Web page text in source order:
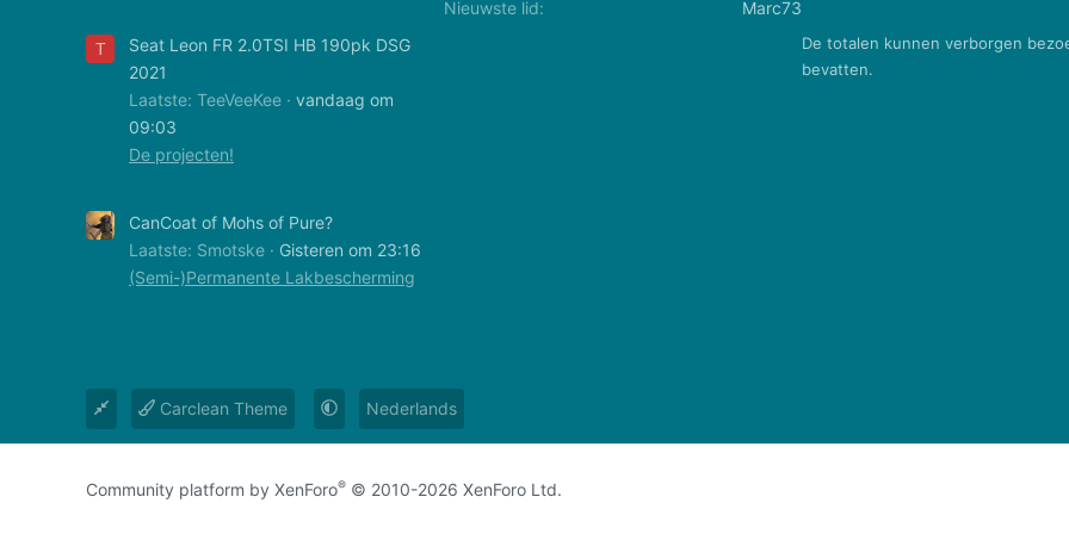
T
Seat Leon FR 2.0TSI HB 190pk DSG
2021
Laatste: TeeVeeKee
vandaag om
09:03
De projecten!
CanCoat of Mohs of Pure?
Laatste: Smotske
Gisteren om 23:16
(Semi-)Permanente Lakbescherming
Nieuwste lid
Marc73
De totalen kunnen verborgen
bevatten.
Carclean Theme Nederlands
Community platform by XenForo® © 2010-2026 XenForo Ltd.